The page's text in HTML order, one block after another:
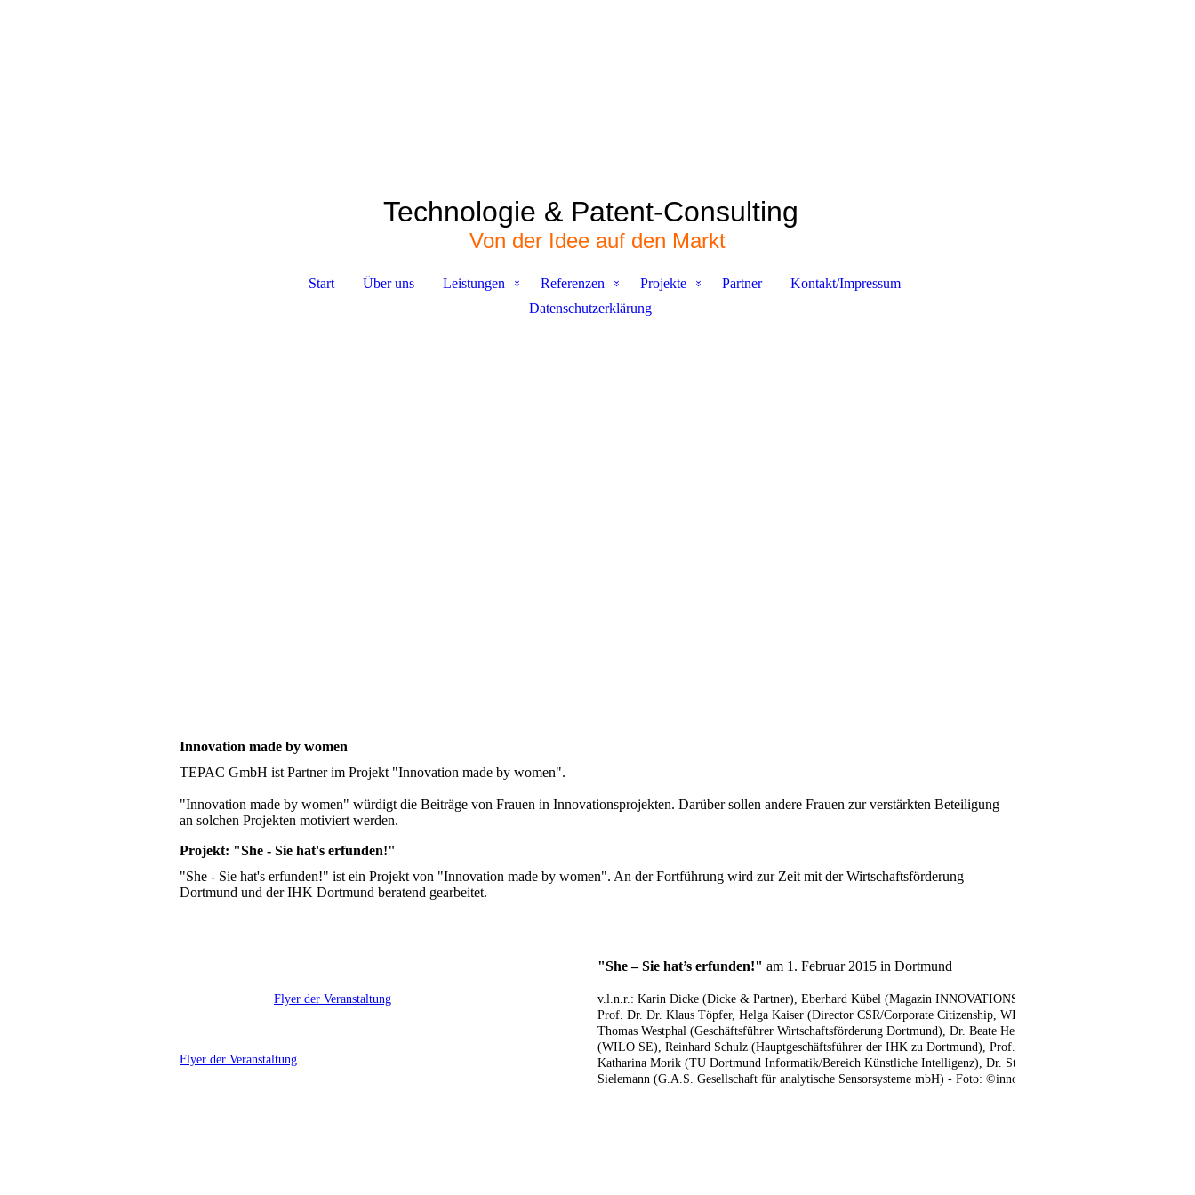
Technologie & Patent-Consulting
Von der Idee auf den Markt
Start Über uns Leistungen Referenzen Projekte Partner
Kontakt/Impressum
Datenschutzerklärung
Innovation made by women
TEPAC GmbH ist Partner im Projekt "Innovation made by women".
"Innovation made by women" würdigt die Beiträge von Frauen in Innovationsprojekten. Darüber sollen andere Frauen zur verstärkten Beteiligung
an solchen Projekten motiviert werden.
Projekt: "She - Sie hat's erfunden!"
"She - Sie hat's erfunden!" ist ein Projekt von "Innovation made by women". An der Fortführung wird zur Zeit mit der Wirtschaftsförderung
Dortmund und der IHK Dortmund beratend gearbeitet.
"She – Sie hat’s erfunden!" am 1. Februar 2015 in Dortmund
Flyer der Veranstaltung
Flyer der Veranstaltung
v.l.n.r.: Karin Dicke (Dicke & Partner), Eberhard Kübel (Magazin INNOVATIONS-FORUM),
Prof. Dr. Dr. Klaus Töpfer, Helga Kaiser (Director CSR/Corporate Citizenship, WILO SE),
Thomas Westphal (Geschäftsführer Wirtschaftsförderung Dortmund), Dr. Beate Heisterkamp
(WILO SE), Reinhard Schulz (Hauptgeschäftsführer der IHK zu Dortmund), Prof. Dr.
Katharina Morik (TU Dortmund Informatik/Bereich Künstliche Intelligenz), Dr. Stefanie
Sielemann (G.A.S. Gesellschaft für analytische Sensorsysteme mbH) - Foto: ©innofohk2015